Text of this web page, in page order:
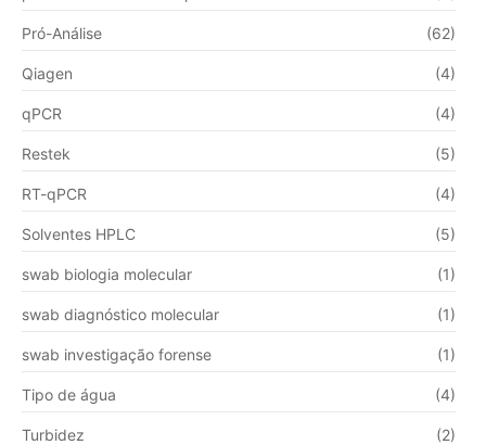
Pró-Análise (62)
Qiagen (4)
qPCR (4)
Restek (5)
RT-qPCR (4)
Solventes HPLC (5)
swab biologia molecular (1)
swab diagnóstico molecular (1)
swab investigação forense (1)
Tipo de água (4)
Turbidez (2)